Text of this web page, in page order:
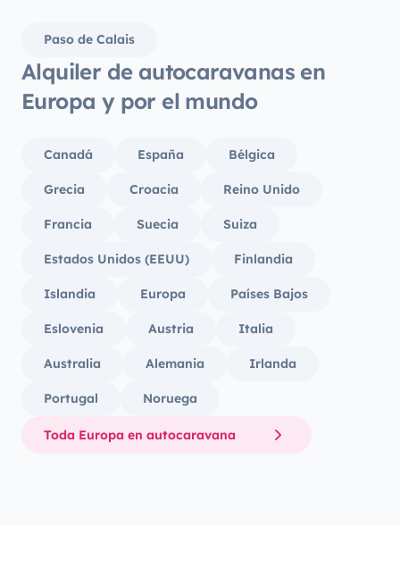
Paso de Calais
Alquiler de autocaravanas en
Europa y por el mundo
Canadá España Bélgica
Grecia Croacia Reino Unido
Francia Suecia Suiza
Estados Unidos (EEUU) Finlandia
Islandia Europa Países Bajos
Eslovenia Austria Italia
Australia Alemania Irlanda
Portugal Noruega
Toda Europa en autocaravana